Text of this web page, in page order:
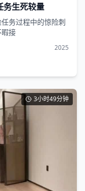
务生死较量
务过程中的惊险刺
接
2025
3小时49分钟